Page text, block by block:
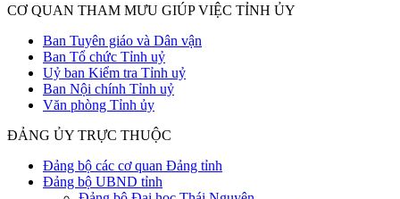
CƠ QUAN THAM MƯU GIÚP VIỆC TỈNH ỦY
Ban Tuyên giáo và Dân vận
Ban Tổ chức Tỉnh uỷ
Uỷ ban Kiểm tra Tỉnh uỷ
Ban Nội chính Tỉnh uỷ
Văn phòng Tỉnh ủy
ĐẢNG ỦY TRỰC THUỘC
Đảng bộ các cơ quan Đảng tỉnh
Đảng bộ UBND tỉnh